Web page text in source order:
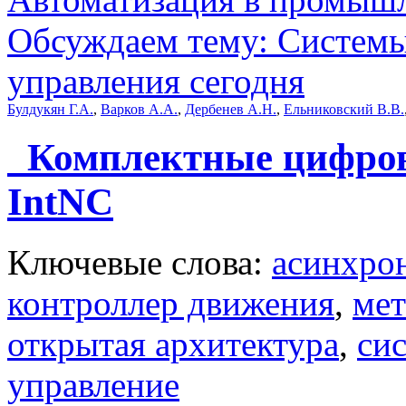
Обсуждаем тему:
управления сегодня
Булдукян Г.А., Варков А.А., Дербенев А.Н., Ельниковский В.В.
Комплектные
IntNC
Ключевые слова:
контроллер движения,
открытая архитектура,
управление